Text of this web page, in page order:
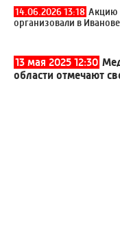
14.06.2026 13:18 Акцию
организовали в Иванове
13 мая 2025 12:30
области отмечают